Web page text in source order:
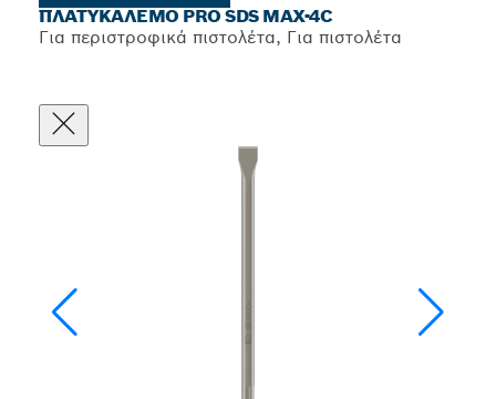
ΠΛΑΤΥΚΆΛΕΜΟ PRO SDS MAX-4C
Για περιστροφικά πιστολέτα, Για πιστολέτα